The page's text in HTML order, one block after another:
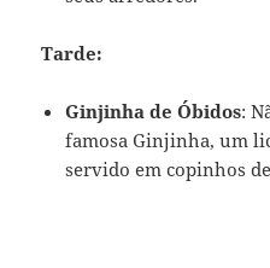
Tarde:
Ginjinha de Óbidos:
famosa Ginjinha, um
servido em copinhos